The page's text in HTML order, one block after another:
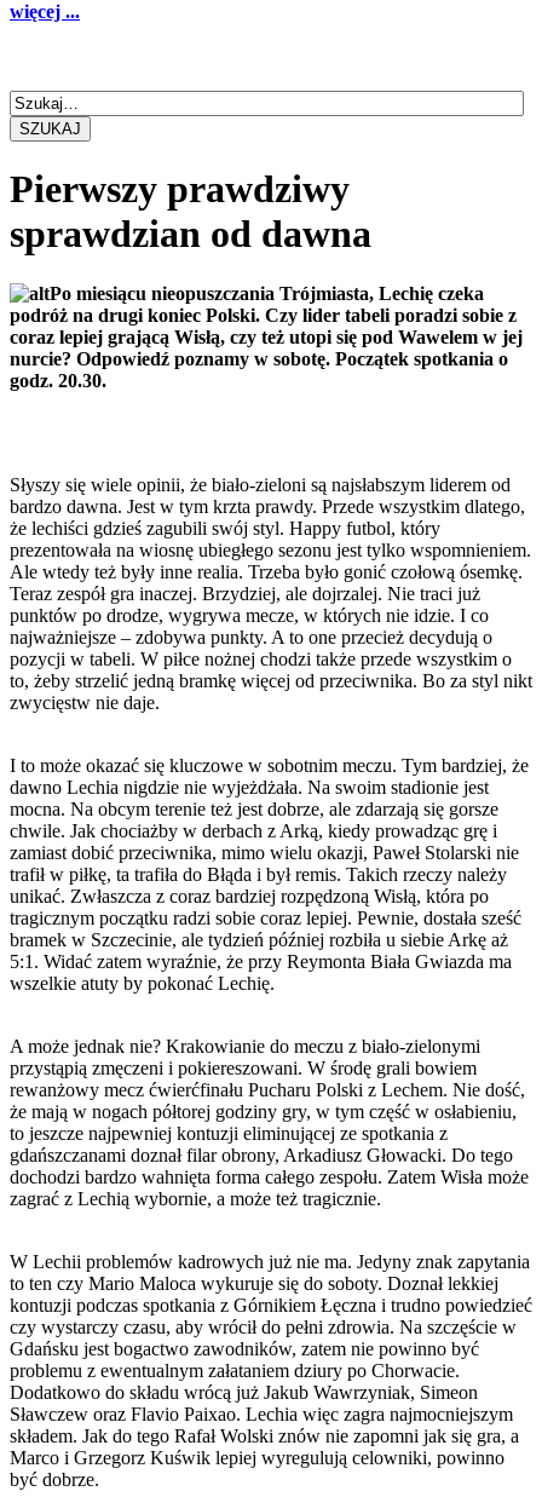
więcej ...
SZUKAJ
Pierwszy prawdziwy
sprawdzian od dawna
Po miesiącu nieopuszczania Trójmiasta, Lechię czeka
podróż na drugi koniec Polski. Czy lider tabeli poradzi sobie z
coraz lepiej grającą Wisłą, czy też utopi się pod Wawelem w jej
nurcie? Odpowiedź poznamy w sobotę. Początek spotkania o
godz. 20.30.
Słyszy się wiele opinii, że biało-zieloni są najsłabszym liderem od
bardzo dawna. Jest w tym krzta prawdy. Przede wszystkim dlatego,
że lechiści gdzieś zagubili swój styl. Happy futbol, który
prezentowała na wiosnę ubiegłego sezonu jest tylko wspomnieniem.
Ale wtedy też były inne realia. Trzeba było gonić czołową ósemkę.
Teraz zespół gra inaczej. Brzydziej, ale dojrzalej. Nie traci już
punktów po drodze, wygrywa mecze, w których nie idzie. I co
najważniejsze – zdobywa punkty. A to one przecież decydują o
pozycji w tabeli. W piłce nożnej chodzi także przede wszystkim o
to, żeby strzelić jedną bramkę więcej od przeciwnika. Bo za styl nikt
zwycięstw nie daje.
I to może okazać się kluczowe w sobotnim meczu. Tym bardziej, że
dawno Lechia nigdzie nie wyjeżdżała. Na swoim stadionie jest
mocna. Na obcym terenie też jest dobrze, ale zdarzają się gorsze
chwile. Jak chociażby w derbach z Arką, kiedy prowadząc grę i
zamiast dobić przeciwnika, mimo wielu okazji, Paweł Stolarski nie
trafił w piłkę, ta trafiła do Błąda i był remis. Takich rzeczy należy
unikać. Zwłaszcza z coraz bardziej rozpędzoną Wisłą, która po
tragicznym początku radzi sobie coraz lepiej. Pewnie, dostała sześć
bramek w Szczecinie, ale tydzień później rozbiła u siebie Arkę aż
5:1. Widać zatem wyraźnie, że przy Reymonta Biała Gwiazda ma
wszelkie atuty by pokonać Lechię.
A może jednak nie? Krakowianie do meczu z biało-zielonymi
przystąpią zmęczeni i pokiereszowani. W środę grali bowiem
rewanżowy mecz ćwierćfinału Pucharu Polski z Lechem. Nie dość,
że mają w nogach półtorej godziny gry, w tym część w osłabieniu,
to jeszcze najpewniej kontuzji eliminującej ze spotkania z
gdańszczanami doznał filar obrony, Arkadiusz Głowacki. Do tego
dochodzi bardzo wahnięta forma całego zespołu. Zatem Wisła może
zagrać z Lechią wybornie, a może też tragicznie.
W Lechii problemów kadrowych już nie ma. Jedyny znak zapytania
to ten czy Mario Maloca wykuruje się do soboty. Doznał lekkiej
kontuzji podczas spotkania z Górnikiem Łęczna i trudno powiedzieć
czy wystarczy czasu, aby wrócił do pełni zdrowia. Na szczęście w
Gdańsku jest bogactwo zawodników, zatem nie powinno być
problemu z ewentualnym załataniem dziury po Chorwacie.
Dodatkowo do składu wrócą już Jakub Wawrzyniak, Simeon
Sławczew oraz Flavio Paixao. Lechia więc zagra najmocniejszym
składem. Jak do tego Rafał Wolski znów nie zapomni jak się gra, a
Marco i Grzegorz Kuświk lepiej wyregulują celowniki, powinno
być dobrze.